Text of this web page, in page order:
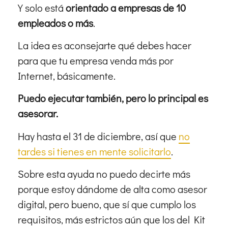
Y solo estáorientado a empresas de 10
empleados o más.
La idea es aconsejarte qué debes hacer
para que tu empresa venda más por
Internet, básicamente.
Puedo ejecutar también, pero lo principal es
asesorar.
Hay hasta el 31 de diciembre, así que no
tardes si tienes en mente solicitarlo.
Sobre esta ayuda no puedo decirte más
porque estoy dándome de alta como asesor
digital, pero bueno, que sí que cumplo los
requisitos, más estrictos aún que los del Kit